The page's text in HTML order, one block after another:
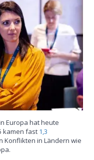
Europa hat heute
kamen fast 1,3
Konflikten in Ländern wie